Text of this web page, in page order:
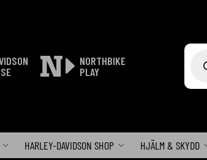
NORTHBIKE
PLAY
HARLEY-DAVIDSON SHOP HJÄLM & SKYDD